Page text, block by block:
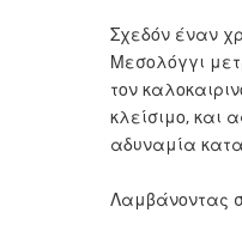
Σχεδόν έναν
Μεσολόγγι
τον
κλείσιμο, και
αδυναμία
Λαμβάνοντας